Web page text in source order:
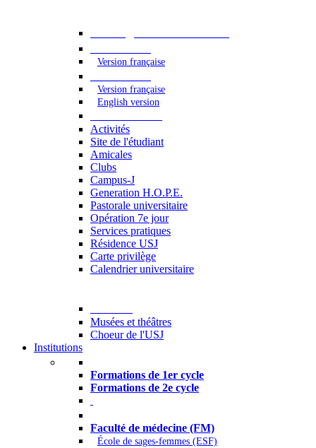
Version française
Version française
English version
Activités
Site de l'étudiant
Amicales
Clubs
Campus-J
Generation H.O.P.E.
Pastorale universitaire
Opération 7e jour
Services pratiques
Résidence USJ
Carte privilège
Calendrier universitaire
Musées et théâtres
Choeur de l'USJ
Institutions
Formations de 1er cycle
Formations de 2e cycle
Faculté de médecine (FM)
École de sages-femmes (ESF)